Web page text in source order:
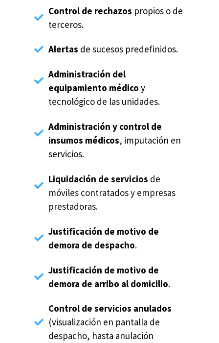
Control de rechazos propios o de
terceros.
Alertas de sucesos predefinidos.
Administración del
equipamiento médico y
tecnológico de las unidades.
Administración y control de
insumos médicos, imputación en
servicios.
Liquidación de servicios de
móviles contratados y empresas
prestadoras.
Justificación de motivo de
demora de despacho.
Justificación de motivo de
demora de arribo al domicilio.
Control de servicios anulados
(visualización en pantalla de
despacho, hasta anulación